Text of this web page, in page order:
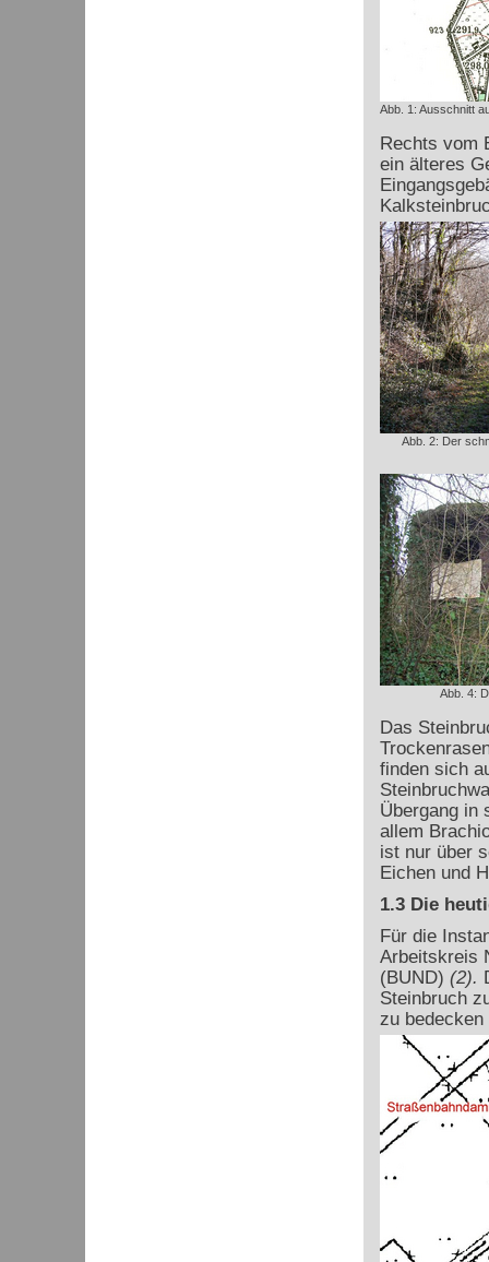
Abb. 1: Ausschnitt
Rechts vom
ein älteres
Abb. 2: Der
Abb. 4:
Das
finden sich
Übergang in
allem
ist nur über
Eichen und
1.3 Die
Für die
Arbeitskreis
(BUND) (2).
Steinbruch
zu